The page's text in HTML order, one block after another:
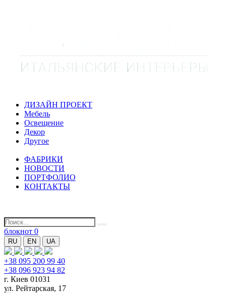
ДИЗАЙН ПРОЕКТ
Мебель
Освещение
Декор
Другое
ФАБРИКИ
НОВОСТИ
ПОРТФОЛИО
КОНТАКТЫ
блокнот 0
RU EN UA
+38 095 200 99 40
+38 096 923 94 82
г. Киев 01031
ул. Рейтарская, 17